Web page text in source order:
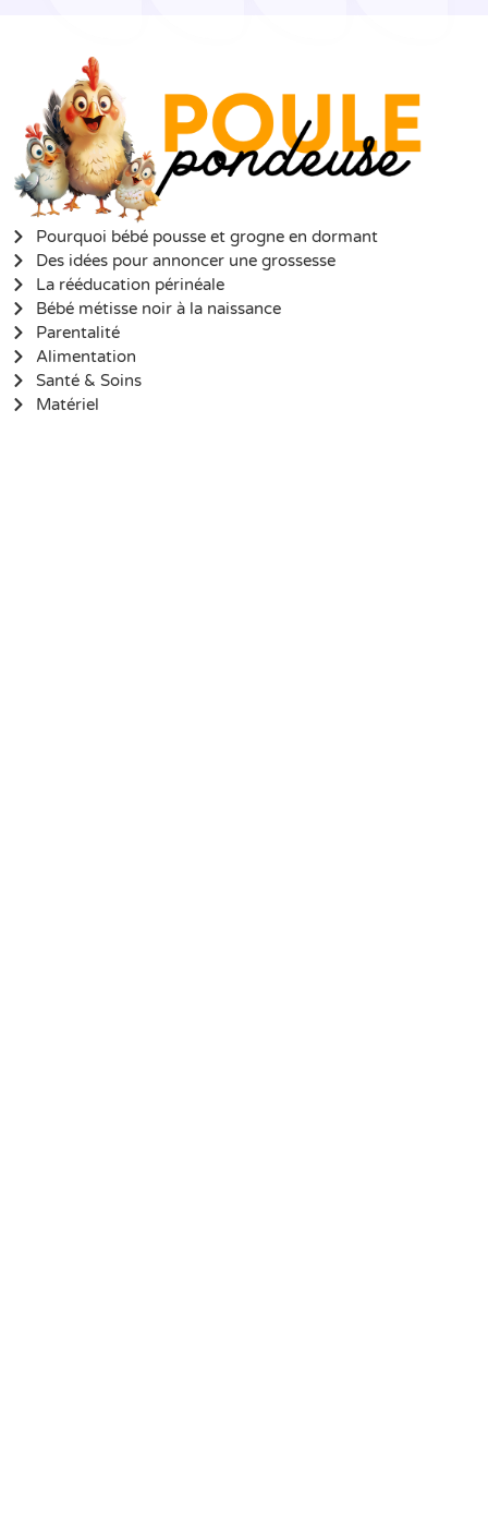
Pourquoi bébé pousse et grogne en dormant
Des idées pour annoncer une grossesse
La rééducation périnéale
Bébé métisse noir à la naissance
Parentalité
Alimentation
Santé & Soins
Matériel